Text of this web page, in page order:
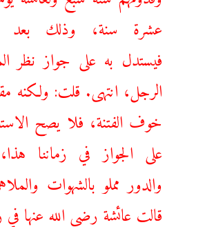
عشرة سنة، وذلك بعد
فيستدل به على جواز نظر
الرجل، انتهى. قلت: ولكنه
خوف الفتنة، فلا يصح
على الجواز في زماننا
والدور مملو بالشهوات
قالت عائشة رضي الله عنها في